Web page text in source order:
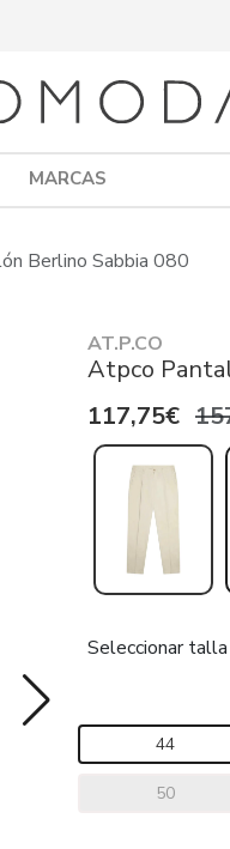
MARCAS
Berlino Sabbia 080
AT.P.CO
Atpco
117,75€
Seleccionar talla
44
50